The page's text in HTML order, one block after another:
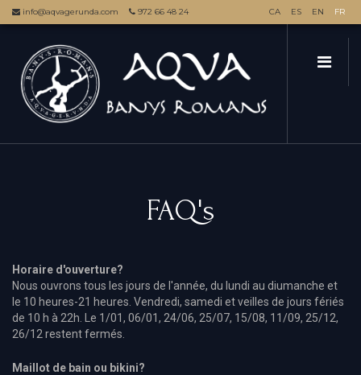
info@aqvagerunda.com 972 66 48 24 CA ES EN FR
FAQ's
Horaire d'ouverture?
Nous ouvrons tous les jours de l'année, du lundi au diumanche et
le 10 heures-21 heures Vendredi, samedi etveilles de jours fériés
de 10 h à 22h
Le 1/01, 06/01, 24/06, 25/07, 15/08, 11/09, 25/12,
26/12 restent fermés
Maillot de bain ou bikini?